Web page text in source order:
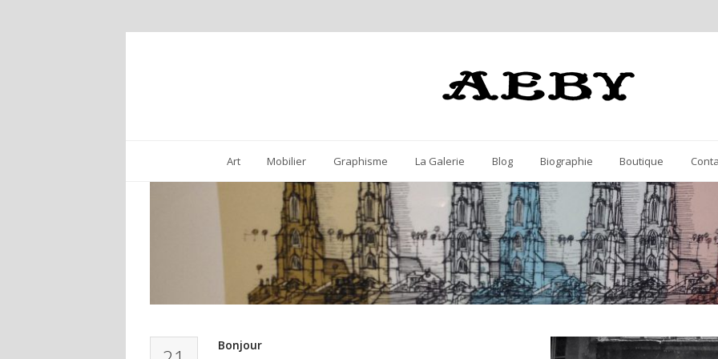
Art Mobilier Graphisme La Galerie Blog Biographie Boutique
Bonjour